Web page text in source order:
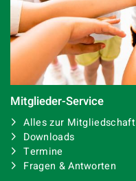
Mitglieder-Service
Alles zur Mitgliedschaft
Downloads
Termine
Fragen & Antworten